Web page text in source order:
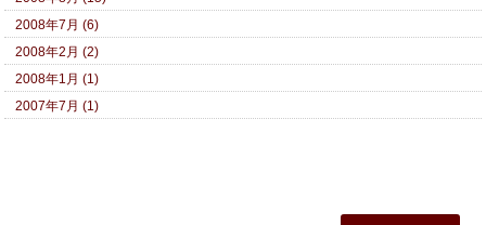
2008年7月 (6)
2008年2月 (2)
2008年1月 (1)
2007年7月 (1)